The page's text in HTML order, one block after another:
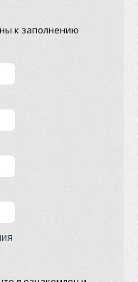
к заполнению